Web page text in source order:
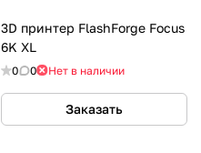
3D принтер FlashForge Focus
6K XL
0 0 Нет в наличии
Заказать